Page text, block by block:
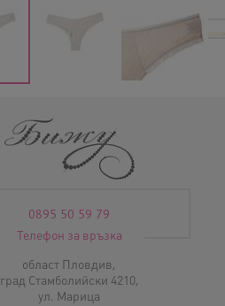
0895 50 59 79
Телефон за връзка
област Пловдив,
град Стамболийски 4210,
ул. Марица